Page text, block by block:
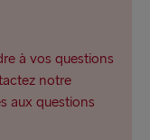
à vos questions
notre
aux questions